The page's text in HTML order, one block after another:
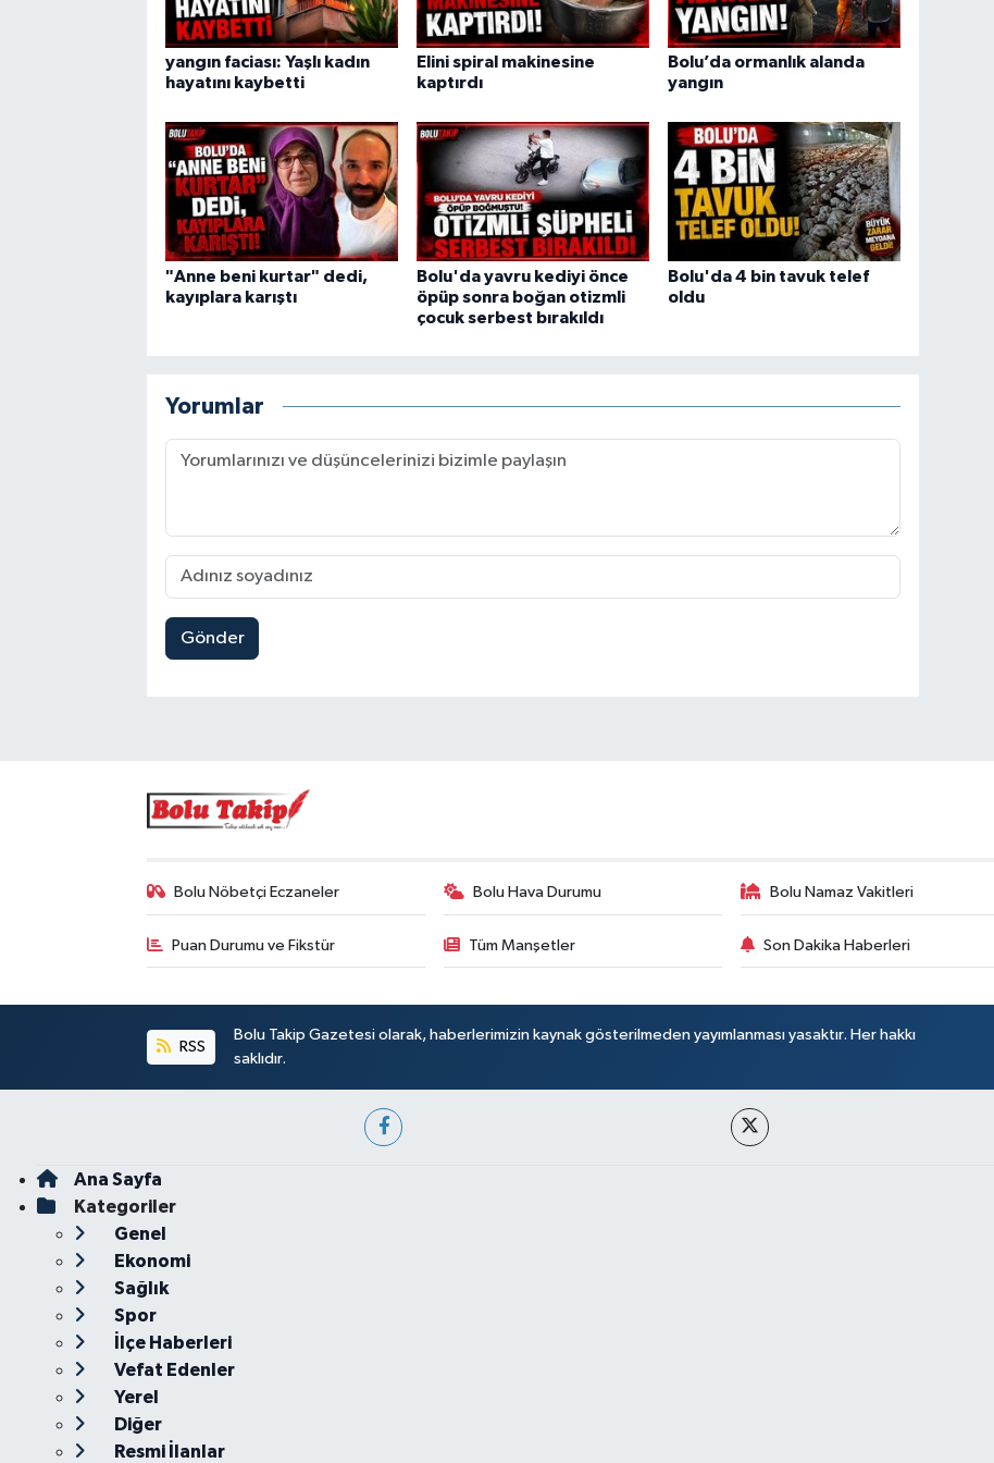
yangın faciası: Yaşlı kadın
hayatını kaybetti
Elini spiral makinesine
kaptırdı
Bolu’da ormanlık alanda
yangın
"Anne beni kurtar" dedi,
kayıplara karıştı
Bolu'da yavru kediyi önce
öpüp sonra boğan otizmli
çocuk serbest bırakıldı
Bolu'da 4 bin tavuk telef
oldu
Yorumlar
Gönder
Bolu Nöbetçi Eczaneler Bolu Hava Durumu Bolu Namaz Vakitleri
Puan Durumu ve Fikstür Tüm Manşetler Son Dakika Haberleri
RSS
Bolu Takip Gazetesi olarak, haberlerimizin kaynak gösterilmeden yayımlanması yasaktır. Her hakkı
saklıdır.
Ana Sayfa
Kategoriler
Genel
Ekonomi
Sağlık
Spor
İlçe Haberleri
Vefat Edenler
Yerel
Diğer
Resmi İlanlar